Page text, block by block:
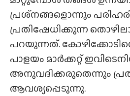
പ്രശ്‍നങ്ങളൊന്നും
പ്രതിഷേധിക്കുന്ന
പറയുന്നത്.
പാളയം മാർക്കറ്റ്
അനുവദിക്കരുതെന്നും
ആവശ്യപ്പെടുന്നു.